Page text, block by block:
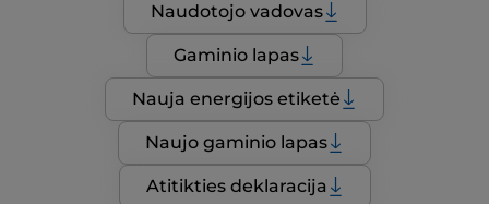
Naudotojo vadovas
Gaminio lapas
Nauja energijos etiketė
Naujo gaminio lapas
Atitikties deklaracija